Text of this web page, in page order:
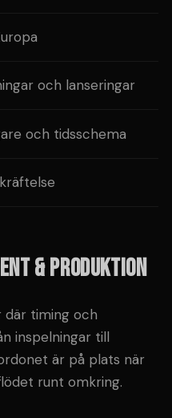
och lanseringar
och tidsschema
& PRODUKTION
där timing och
inspelningar till
är på plats när
runt omkring.